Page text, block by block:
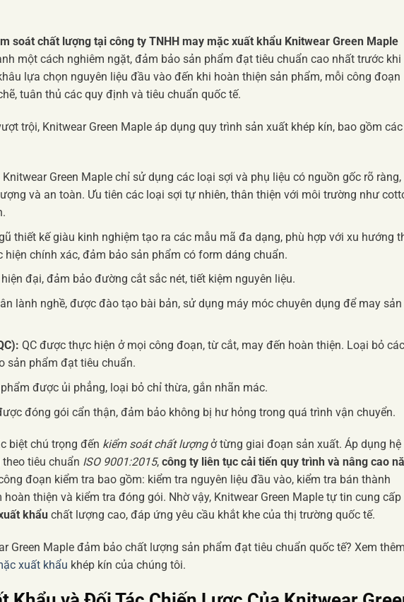
soát chất lượng tại công ty TNHH may mặc xuất khẩu Knitwear Green Maple
một cách nghiêm ngặt, đảm bảo sản phẩm đạt tiêu chuẩn cao nhất trước khi
lựa chọn nguyên liệu đầu vào đến khi hoàn thiện sản phẩm, mỗi công đoạn
tuân thủ các quy định và tiêu chuẩn quốc tế.
trội, Knitwear Green Maple áp dụng quy trình sản xuất khép kín, bao gồm các
Knitwear Green Maple chỉ sử dụng các loại sợi và phụ liệu có nguồn gốc rõ ràng,
và an toàn. Ưu tiên các loại sợi tự nhiên, thân thiện với môi trường như
thiết kế giàu kinh nghiệm tạo ra các mẫu mã đa dạng, phù hợp với xu hướng
chính xác, đảm bảo sản phẩm có form dáng chuẩn.
đại, đảm bảo đường cắt sắc nét, tiết kiệm nguyên liệu.
lành nghề, được đào tạo bài bản, sử dụng máy móc chuyên dụng để may sản
QC được thực hiện ở mọi công đoạn, từ cắt, may đến hoàn thiện. Loại bỏ các
sản phẩm đạt tiêu chuẩn.
được ủi phẳng, loại bỏ chỉ thừa, gắn nhãn mác.
đóng gói cẩn thận, đảm bảo không bị hư hỏng trong quá trình vận chuyển.
biệt chú trọng đến kiểm soát chất lượngở từng giai đoạn sản xuất. Áp dụng hệ
tiêu chuẩn ISO 9001:2015, công ty liên tục cải tiến quy trình và nâng cao
đoạn kiểm tra bao gồm: kiểm tra nguyên liệu đầu vào, kiểm tra bán thành
thiện và kiểm tra đóng gói. Nhờ vậy, Knitwear Green Maple tự tin cung cấp
khẩu chất lượng cao, đáp ứng yêu cầu khắt khe của thị trường quốc tế.
Green Maple đảm bảo chất lượng sản phẩm đạt tiêu chuẩn quốc tế? Xem
xuất khẩu khép kín của chúng tôi.